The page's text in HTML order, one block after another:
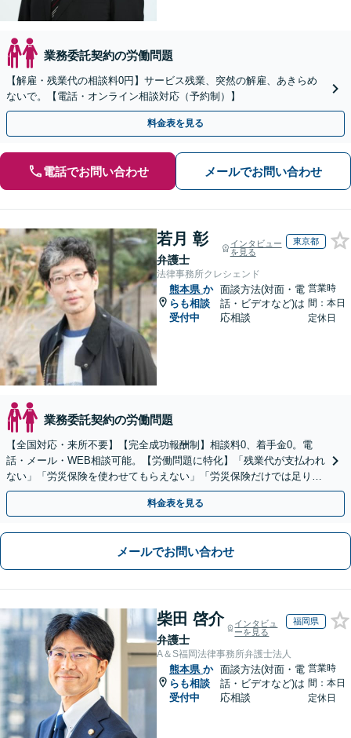
業務委託契約の労働問題
【解雇・残業代の相談料0円】サービス残業、突然の解雇、あきらめ
ないで。【電話・オンライン相談対応（予約制）】
料金表を見る
電話でお問い合わせ メールでお問い合わせ
若月 彰
弁護士
インタビュー
を見る
東京都
法律事務所クレシェンド
熊本県 か
らも相談
受付中
面談方法(対面・電
話・ビデオなど)は
応相談
営業時
間：本日
定休日
業務委託契約の労働問題
【全国対応・来所不要】【完全成功報酬制】相談料0、着手金0。電
話・メール・WEB相談可能。【労働問題に特化】「残業代が支払われ
ない」「労災保険を使わせてもらえない」「労災保険だけでは足りな
い。損害賠償請求したい」など労働問題はお任せを。
料金表を見る
メールでお問い合わせ
柴田 啓介
弁護士
インタビュ
ーを見る
福岡県
A＆S福岡法律事務所弁護士法人
熊本県 か
らも相談
受付中
面談方法(対面・電
話・ビデオなど)は
応相談
営業時
間：本日
定休日